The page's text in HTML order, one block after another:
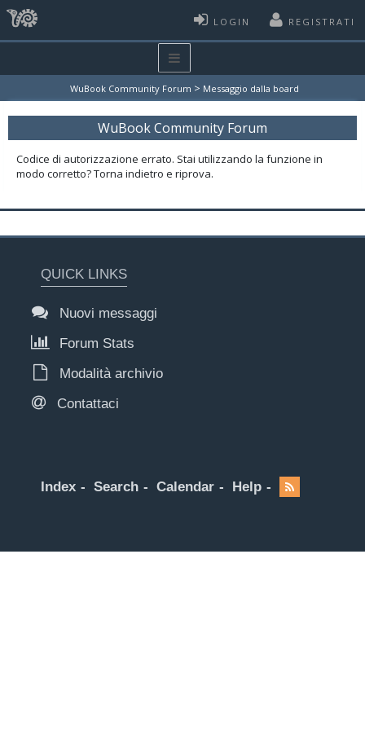
LOGIN REGISTRATI
WuBook Community Forum > Messaggio dalla board
WuBook Community Forum
Codice di autorizzazione errato. Stai utilizzando la funzione in
modo corretto? Torna indietro e riprova.
QUICK LINKS
Nuovi messaggi
Forum Stats
Modalità archivio
Contattaci
Index Search Calendar Help